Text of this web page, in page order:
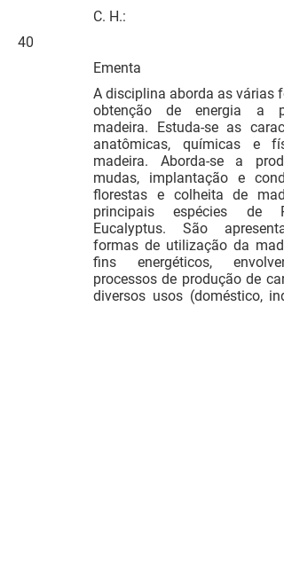
C. H.:
40
Ementa
A disciplina aborda as várias
obtenção de energia a
madeira. Estuda-se as
anatômicas, químicas e
madeira. Aborda-se a
mudas, implantação e
florestas e colheita de
principais espécies de
Eucalyptus. São
formas de utilização da
fins energéticos,
processos de produção de
diversos usos (doméstico,